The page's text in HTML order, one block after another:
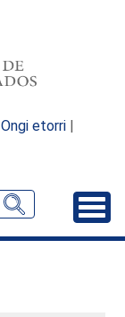
Ongi etorri |